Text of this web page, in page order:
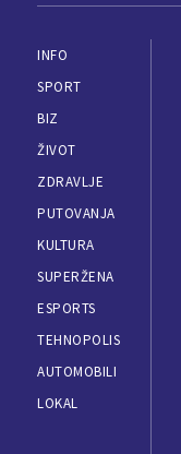
INFO
SPORT
BIZ
ŽIVOT
ZDRAVLJE
PUTOVANJA
KULTURA
SUPERŽENA
ESPORTS
TEHNOPOLIS
AUTOMOBILI
LOKAL